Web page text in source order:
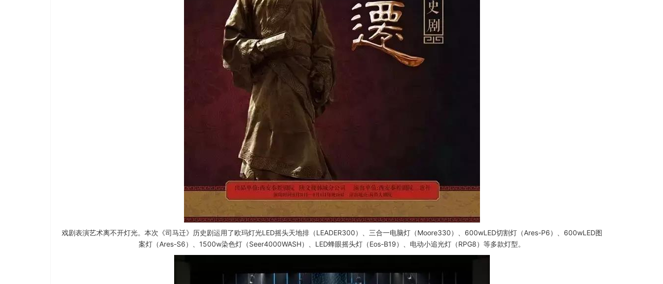
戏剧表演艺术离不开灯光。本次《司马迁》历史剧运用了欧玛灯光LED摇头天地排（LEADER300）、三合一电脑灯（Moore330）、600wLED切割灯（Ares-P6）、600wLED图
案灯（Ares-S6）、1500w染色灯（Seer4000WASH）、LED蜂眼摇头灯（Eos-B19）、电动小追光灯（RPG8）等多款灯型。